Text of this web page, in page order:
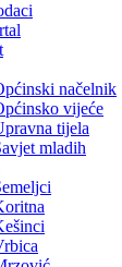
načelnik
vijeće
tijela
mladih